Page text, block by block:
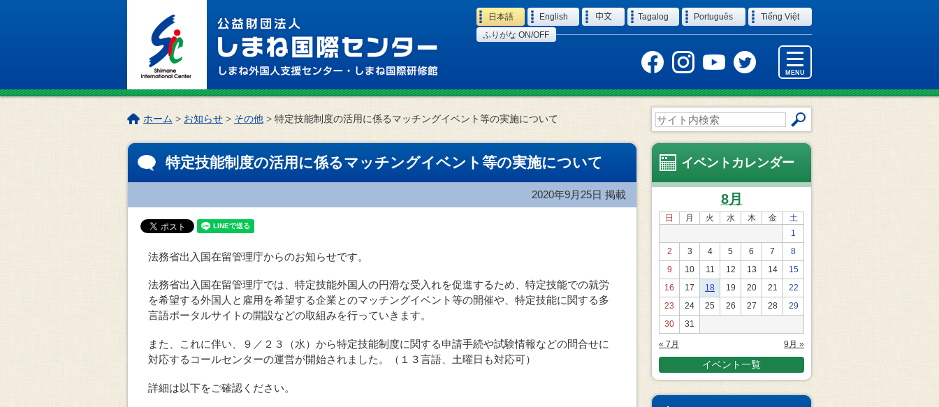
Language
日本語 English 中文 Tagalog Português
Tiếng Việt
ふりがな ON/OFF
MENU
サ
イ
ト
内
こ
ペ
位
ホーム > お知らせ > その他 >特定技能制度の活用に係るマッチングイベント等の実施について
特定技能制度の活用に係るマッチングイベント等の実施について
2020年9月25日 掲載
法務省出入国在留管理庁からのお知らせです。
法務省出入国在留管理庁では、特定技能外国人の円滑な受入れを促進するため、特定技能での就労
を希望する外国人と雇用を希望する企業とのマッチングイベント等の開催や、特定技能に関する多
言語ポータルサイトの開設などの取組みを行っていきます。
また、これに伴い、９／２３（水）から特定技能制度に関する申請手続や試験情報などの問合せに
対応するコールセンターの運営が開始されました。（１３言語、土曜日も対応可）
詳細は以下をご確認ください。
イベントカレンダー
8月
日 月 火 水 木 金
土
1
2
3 4 5 6 7
8
9
10 11 12 13 14
15
16
17 18 19 20 21
22
23
24 25 26 27 28
29
30
31
« 7月 9月 »
イベント一覧